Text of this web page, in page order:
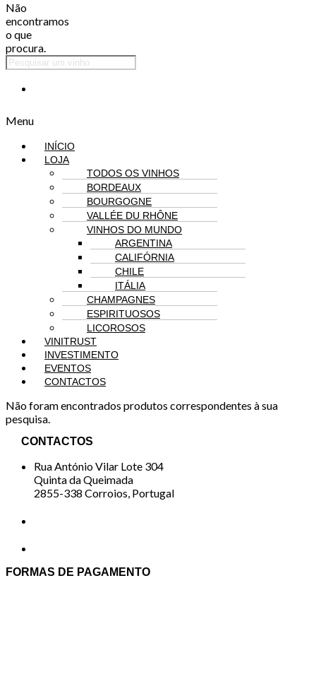
Não
encontramos
o que
procura.
Menu
INÍCIO
LOJA
TODOS OS VINHOS
BORDEAUX
BOURGOGNE
VALLÉE DU RHÔNE
VINHOS DO MUNDO
ARGENTINA
CALIFÓRNIA
CHILE
ITÁLIA
CHAMPAGNES
ESPIRITUOSOS
LICOROSOS
VINITRUST
INVESTIMENTO
EVENTOS
CONTACTOS
Não foram encontrados produtos correspondentes à sua
pesquisa.
CONTACTOS
Rua António Vilar Lote 304
Quinta da Queimada
2855-338 Corroios, Portugal
FORMAS DE PAGAMENTO